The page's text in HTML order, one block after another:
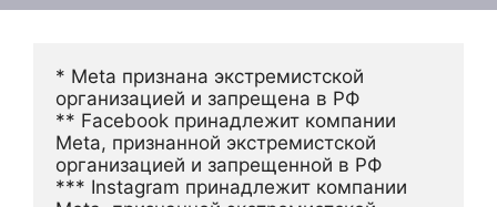
* Meta признана экстремистской
организацией и запрещена в РФ
** Facebook принадлежит компании
Meta, признанной экстремистской
организацией и запрещенной в РФ
*** Instagram принадлежит компании